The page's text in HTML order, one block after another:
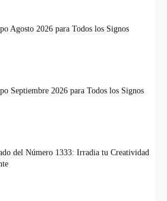
Agosto 2026 para Todos los Signos
Septiembre 2026 para Todos los Signos
del Número 1333: Irradia tu Creatividad